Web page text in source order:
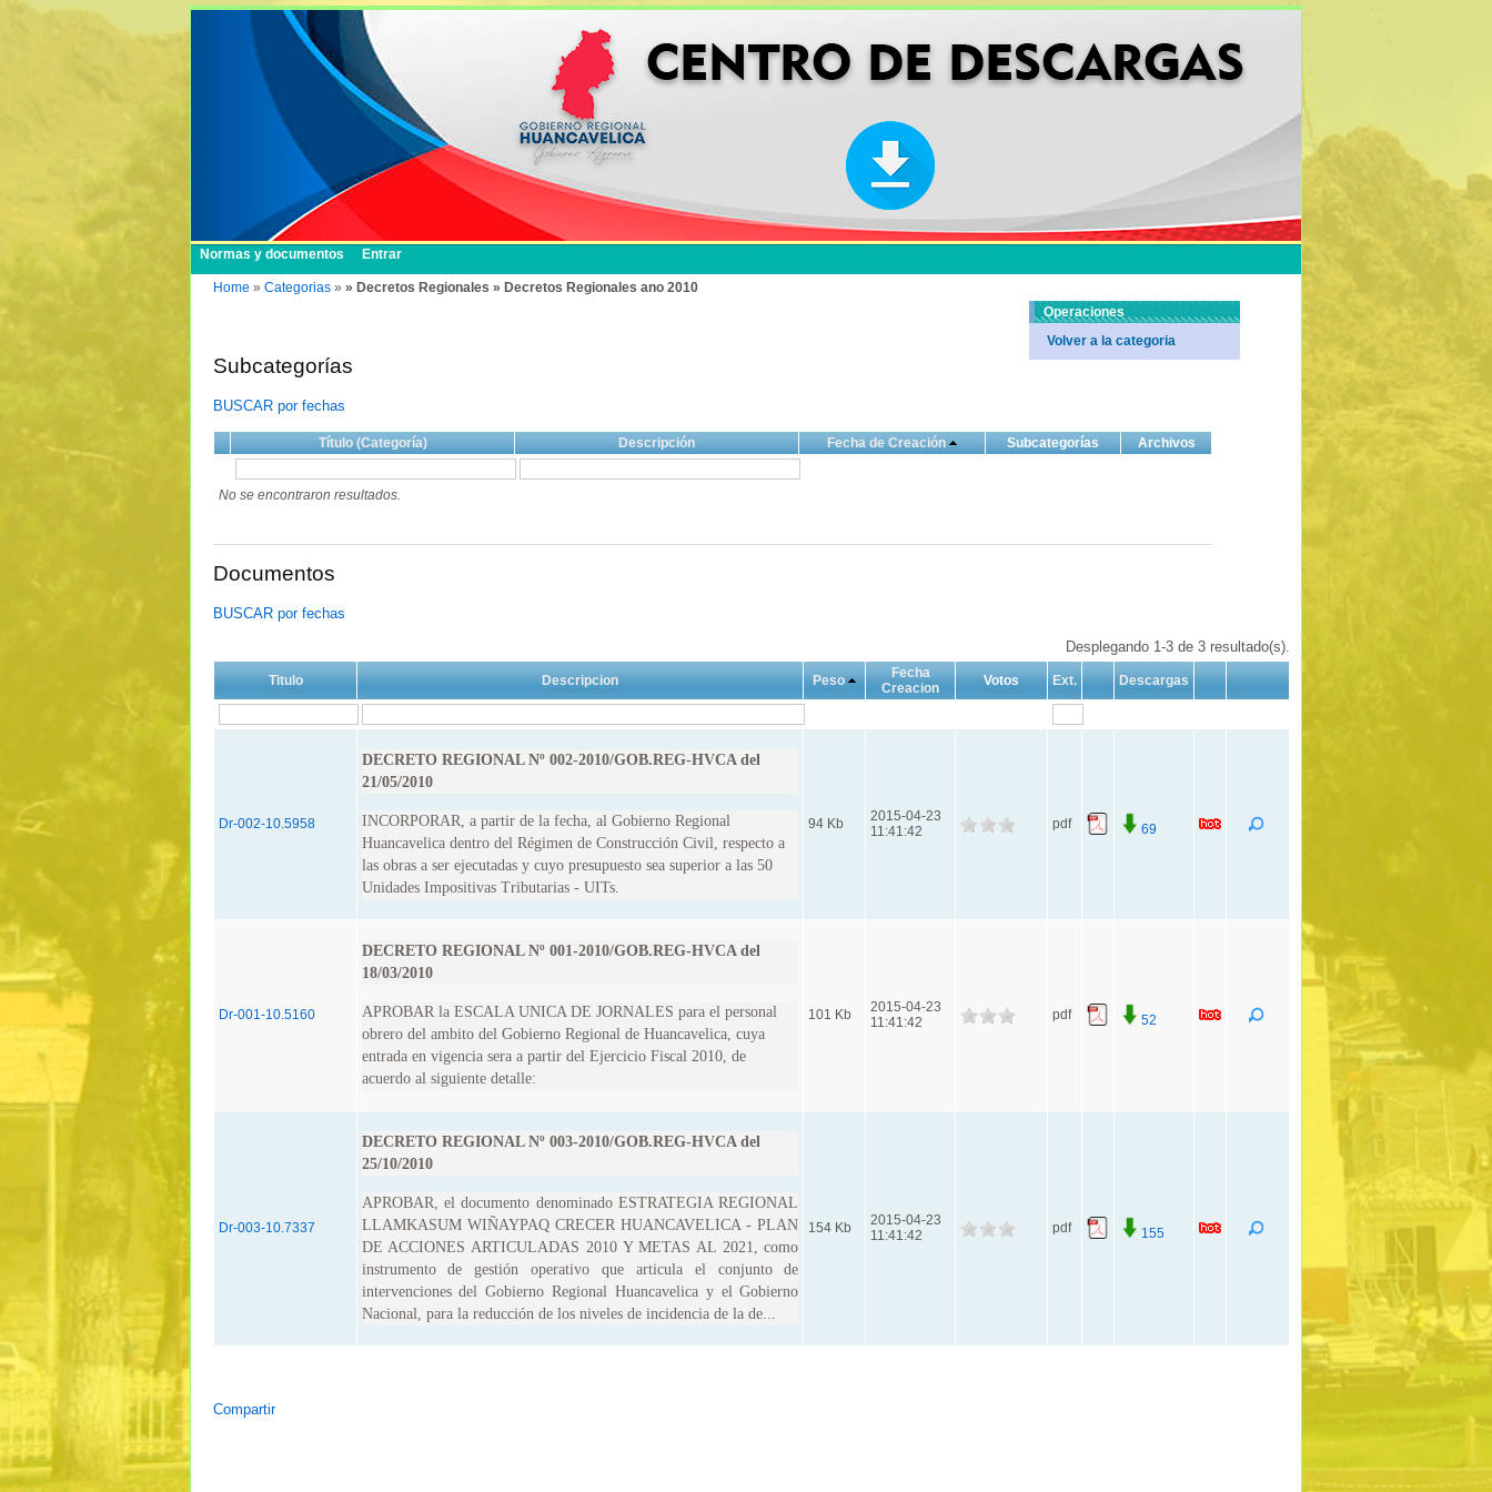
Normas y documentos Entrar
Home » Categorias » » Decretos Regionales » Decretos Regionales ano 2010
Subcategorías
BUSCAR por fechas
Título (Categoría) Descripción Fecha de Creación Subcategorías Archivos
No se encontraron resultados.
Documentos
BUSCAR por fechas
Desplegando 1-3 de 3 resultado(s).
Titulo Descripcion Peso
Fecha
Creacion
Votos Ext. Descargas
Dr-002-10.5958
DECRETO REGIONAL Nº 002-2010/GOB.REG-HVCA del
21/05/2010
INCORPORAR, a partir de la fecha, al Gobierno Regional
Huancavelica dentro del Régimen de Construcción Civil, respecto a
las obras a ser ejecutadas y cuyo presupuesto sea superior a las 50
Unidades Impositivas Tributarias - UITs.
94 Kb
2015-04-23
11:41:42
pdf 69
Dr-001-10.5160
DECRETO REGIONAL Nº 001-2010/GOB.REG-HVCA del
18/03/2010
APROBAR la ESCALA UNICA DE JORNALES para el personal
obrero del ambito del Gobierno Regional de Huancavelica, cuya
entrada en vigencia sera a partir del Ejercicio Fiscal 2010, de
acuerdo al siguiente detalle:
101 Kb
2015-04-23
11:41:42
pdf 52
Dr-003-10.7337
DECRETO REGIONAL Nº 003-2010/GOB.REG-HVCA del
25/10/2010
APROBAR, el documento denominado ESTRATEGIA REGIONAL
LLAMKASUM WIÑAYPAQ CRECER HUANCAVELICA - PLAN
DE ACCIONES ARTICULADAS 2010 Y METAS AL 2021, como
instrumento de gestión operativo que articula el conjunto de
intervenciones del Gobierno Regional Huancavelica y el Gobierno
Nacional, para la reducción de los niveles de incidencia de la de...
154 Kb
2015-04-23
11:41:42
pdf 155
Compartir
Operaciones
Volver a la categoria